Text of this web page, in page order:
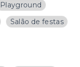
Playground
Salão de festas